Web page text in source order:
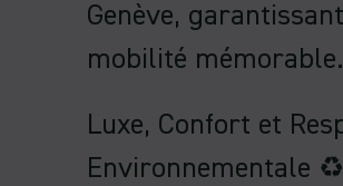
Genève,
mobilité mémorable.
Luxe, Confort et
Environnementale ♻️